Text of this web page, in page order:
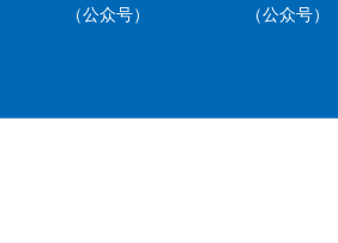
（公众号） （公众号）